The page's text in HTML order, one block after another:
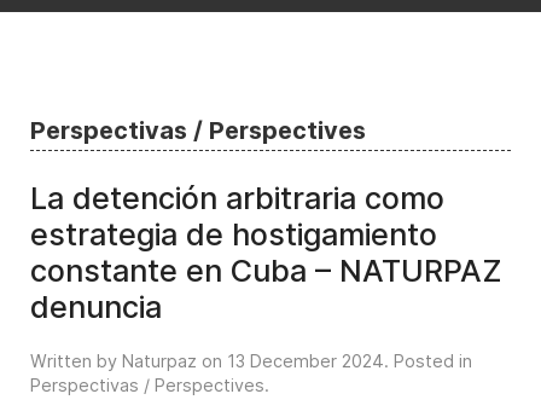
Perspectivas / Perspectives
La detención arbitraria como
estrategia de hostigamiento
constante en Cuba – NATURPAZ
denuncia
Written by Naturpaz on 13 December 2024. Posted in
Perspectivas / Perspectives.